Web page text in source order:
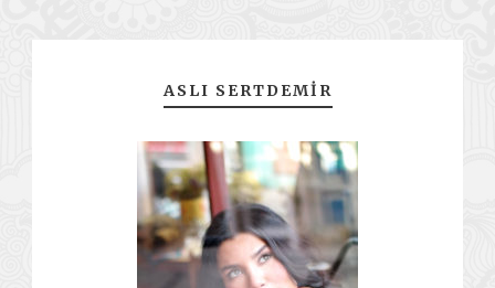
ASLI SERTDEMIR